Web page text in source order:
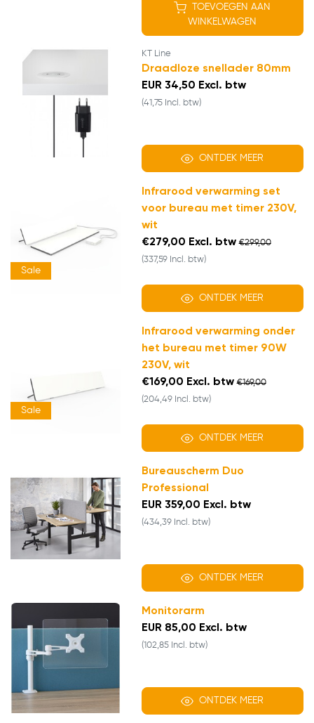
TOEVOEGEN AAN
WINKELWAGEN
KT Line
Draadloze snellader 80mm
EUR 34,50 Excl. btw
(41,75 Incl. btw)
ONTDEK MEER
Sale
Infrarood verwarming set
voor bureau met timer 230V,
wit
€279,00 Excl. btw €299,00
(337,59 Incl. btw)
ONTDEK MEER
Sale
Infrarood verwarming onder
het bureau met timer 90W
230V, wit
€169,00 Excl. btw €169,00
(204,49 Incl. btw)
ONTDEK MEER
Bureauscherm Duo
Professional
EUR 359,00 Excl. btw
(434,39 Incl. btw)
ONTDEK MEER
Monitorarm
EUR 85,00 Excl. btw
(102,85 Incl. btw)
ONTDEK MEER